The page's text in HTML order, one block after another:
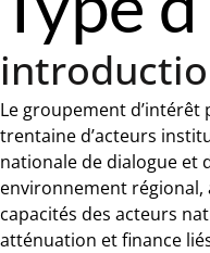
Le groupement d’intérêt
trentaine d’acteurs
nationale de dialogue et
environnement régional,
capacités des acteurs
atténuation et finance